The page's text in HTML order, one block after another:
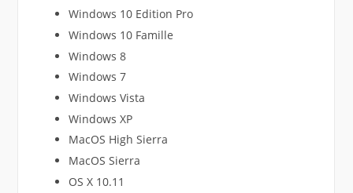
Windows 10 Edition Pro
Windows 10 Famille
Windows 8
Windows 7
Windows Vista
Windows XP
MacOS High Sierra
MacOS Sierra
OS X 10.11